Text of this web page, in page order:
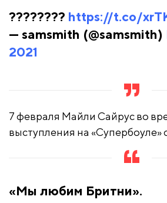
???????? https://t.co/
— samsmith (@samsmith)
2021
7 февраля Майли Сайрус во
выступления на «Супербоуле»
«Мы любим Бритни».